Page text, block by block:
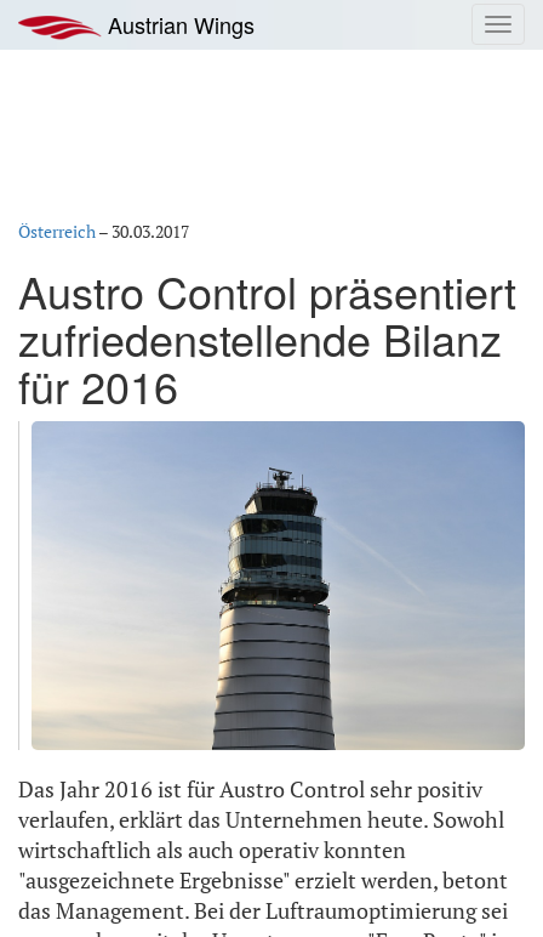
Inhalt
springen
Austrian Wings
Österreich– 30.03.2017
Austro Control präsentiert
zufriedenstellende Bilanz
für 2016
Das Jahr 2016 ist für Austro Control sehr positiv
verlaufen, erklärt das Unternehmen heute. Sowohl
wirtschaftlich als auch operativ konnten
"ausgezeichnete Ergebnisse" erzielt werden, betont
das Management. Bei der Luftraumoptimierung sei